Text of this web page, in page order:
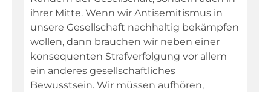
Warenkorb
Kontakt
ihrer Mitte. Wenn wir Antisemitismus in
unsere Gesellschaft nachhaltig bekämpfen
wollen, dann brauchen wir neben einer
konsequenten Strafverfolgung vor allem
ein anderes gesellschaftliches
Bewusstsein. Wir müssen aufhören,